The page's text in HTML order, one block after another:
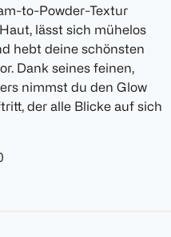
to-Powder-Textur
lässt sich mühelos
hebt deine schönsten
Dank seines feinen,
nimmst du den Glow
der alle Blicke auf sich